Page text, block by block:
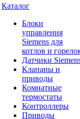
Каталог
Блоки
управления
Siemens для
котлов и
Датчики
Клапаны и
приводы
Комнатные
термостаты
Контроллеры
Приводы